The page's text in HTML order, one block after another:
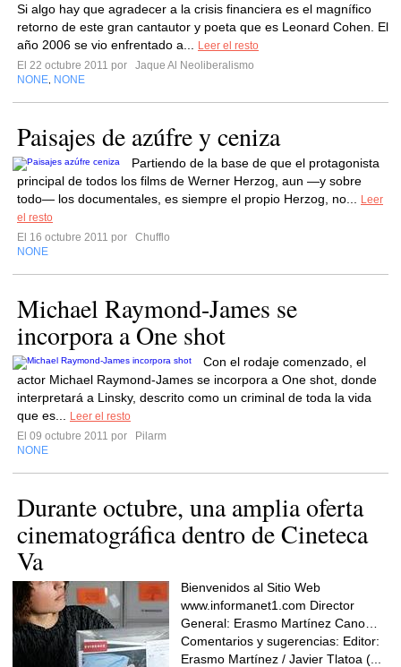
Si algo hay que agradecer a la crisis financiera es el magnífico
retorno de este gran cantautor y poeta que es Leonard Cohen. El
año 2006 se vio enfrentado a...
Leer el resto
El 22 octubre 2011 por
Jaque Al Neoliberalismo
NONE NONE
Paisajes de azúfre y ceniza
Partiendo de la base de que el protagonista
principal de todos los films de Werner Herzog, aun —y sobre
todo— los documentales, es siempre el propio Herzog, no...
Leer
el resto
El 16 octubre 2011 por
Chufflo
NONE
Michael Raymond-James se
incorpora a One shot
Con el rodaje comenzado, el
actor Michael Raymond-James se incorpora a One shot, donde
interpretará a Linsky, descrito como un criminal de toda la vida
que es...
Leer el resto
El 09 octubre 2011 por
Pilarm
NONE
Durante octubre, una amplia oferta
cinematográfica dentro de Cineteca
Va
Bienvenidos al Sitio Web
www.informanet1.com Director
General: Erasmo Martínez Cano…
Comentarios y sugerencias: Editor:
Erasmo Martínez / Javier Tlatoa (...